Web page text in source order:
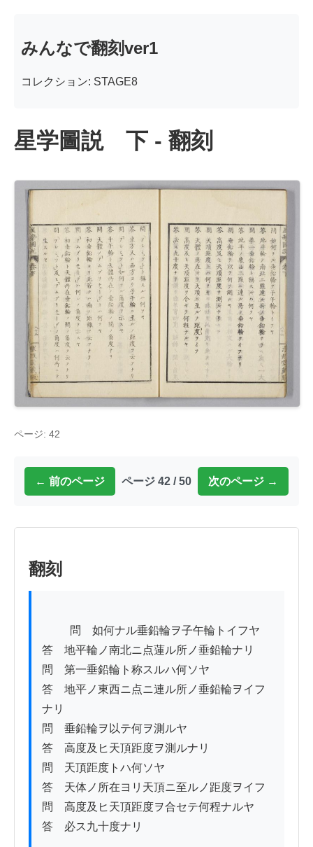
みんなで翻刻ver1
コレクション: STAGE8
星学圖説 下 - 翻刻
ページ: 42
← 前のページ ページ 42 / 50 次のページ →
翻刻
答　地平輪ノ南北ニ点蓮ル所ノ垂鉛輪ナリ
問　第一垂鉛輪ト称スルハ何ソヤ
答　地平ノ東西ニ点ニ連ル所ノ垂鉛輪ヲイフ
ナリ
問　垂鉛輪ヲ以テ何ヲ測ルヤ
答　高度及ヒ天頂距度ヲ測ルナリ
問　天頂距度トハ何ソヤ
答　天体ノ所在ヨリ天頂ニ至ルノ距度ヲイフ
問　高度及ヒ天頂距度ヲ合セテ何程ナルヤ
答　必ス九十度ナリ